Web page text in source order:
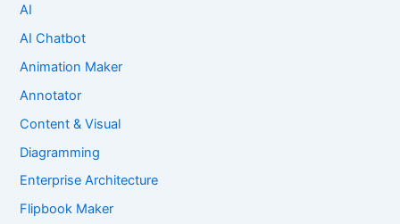
AI
AI Chatbot
Animation Maker
Annotator
Content & Visual
Diagramming
Enterprise Architecture
Flipbook Maker